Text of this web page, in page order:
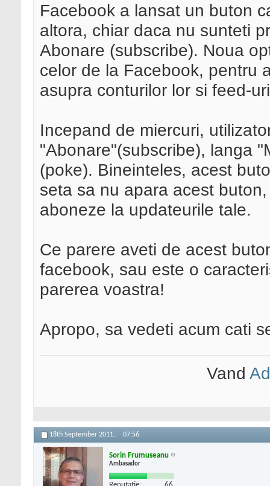
Facebook a lansat un buton
altora, chiar daca nu sunteti
Abonare (subscribe). Noua
celor de la Facebook, pentru
asupra conturilor lor si feed-
Incepand de miercuri,
"Abonare"(subscribe), langa
(poke). Bineinteles, acest
seta sa nu apara acest
aboneze la updateurile tale.
Ce parere aveti de acest
facebook, sau este o
parerea voastra!
Apropo, sa vedeti acum cati
Vand
18th September 2011, 07:56
Sorin Frumuseanu
Ambasador
Reputatie: 66